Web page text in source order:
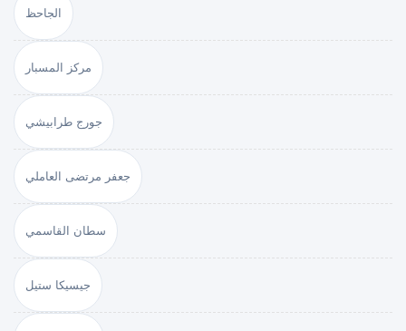
الجاحظ
مركز المسبار
جورج طرابيشي
جعفر مرتضى العاملي
سطان القاسمي
جيسيكا ستيل